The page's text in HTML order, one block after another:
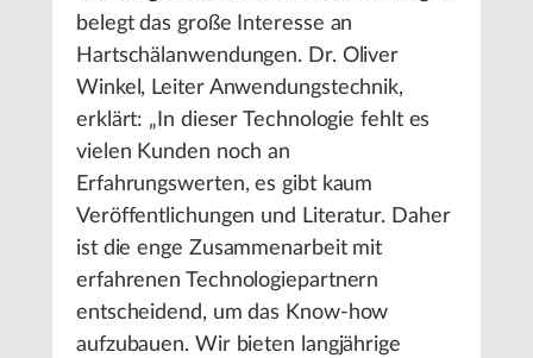
belegt das große Interesse an
Hartschälanwendungen. Dr. Oliver
Winkel, Leiter Anwendungstechnik,
erklärt: „In dieser Technologie fehlt es
vielen Kunden noch an
Erfahrungswerten, es gibt kaum
Veröffentlichungen und Literatur. Daher
ist die enge Zusammenarbeit mit
erfahrenen Technologiepartnern
entscheidend, um das Know-how
aufzubauen. Wir bieten langjährige